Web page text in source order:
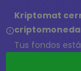
Kriptomat
Tus fondos